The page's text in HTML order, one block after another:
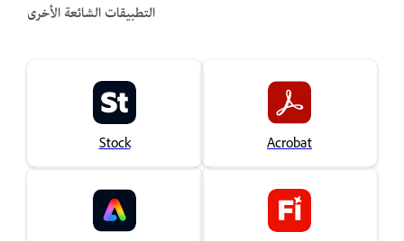
التطبيقات الشائعة الأخرى
Acrobat
Stock